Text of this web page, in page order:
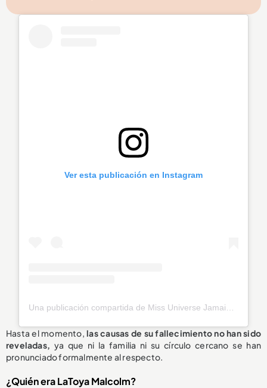
Ver esta publicación en Instagram
Una publicación compartida de Miss Universe Jamaica (@officialmissuniversejamaica)
Hasta el momento,las causas de su fallecimientono han sido
reveladas, ya que ni la familia ni su círculo cercano se han
pronunciado formalmente al respecto.
¿Quién era LaToya Malcolm?